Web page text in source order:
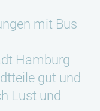
mit Bus
Hamburg
gut und
Lust und